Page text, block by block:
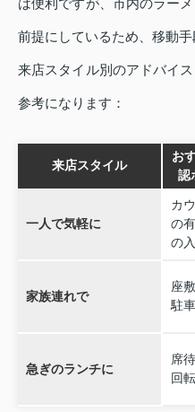
前提にしているため、移動手
来店スタイル別のアドバイ
参考になります：
来店スタイル
お
認
一人で気軽に
カ
の
の
家族連れで
座
駐
急ぎのランチに
席
回